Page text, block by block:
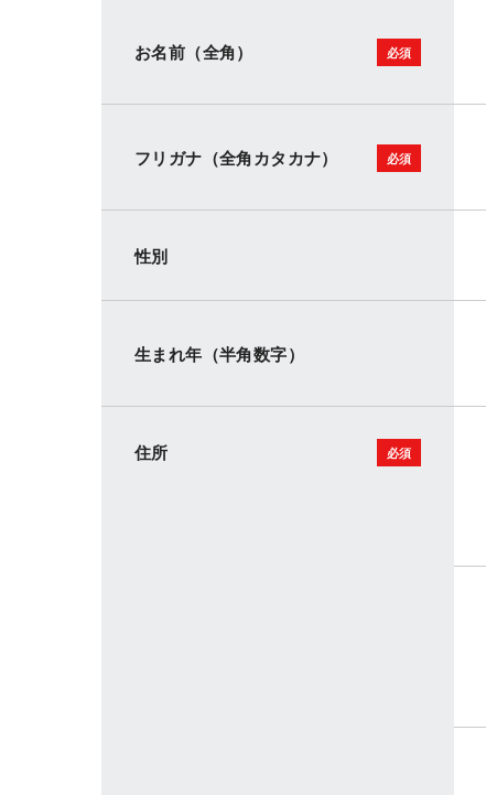
お名前（全角）
フリガナ（全角カタカナ）
性別
生まれ年（半角数字）
住所